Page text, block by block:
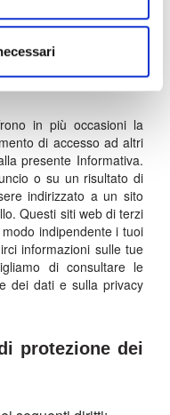
a consultare sui
in più occasioni la
di accesso ad altri
presente Informativa.
o su un risultato di
indirizzato a un sito
Questi siti web di terzi
indipendente i tuoi
informazioni sulle tue
di consultare le
dei dati e sulla privacy
protezione dei